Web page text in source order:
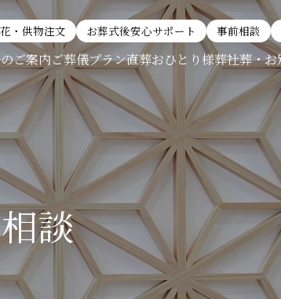
ご案内ご葬儀プラン直葬おひとり様葬社葬・お
・供物注文 お葬式後安心サポート 事前相談
談